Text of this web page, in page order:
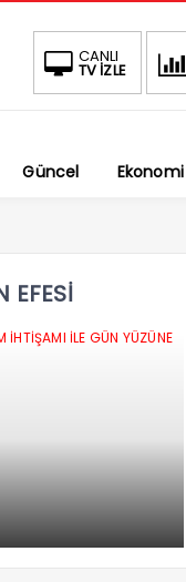
CANLI
TV İZLE
Güncel Ekonomi
EFESİ